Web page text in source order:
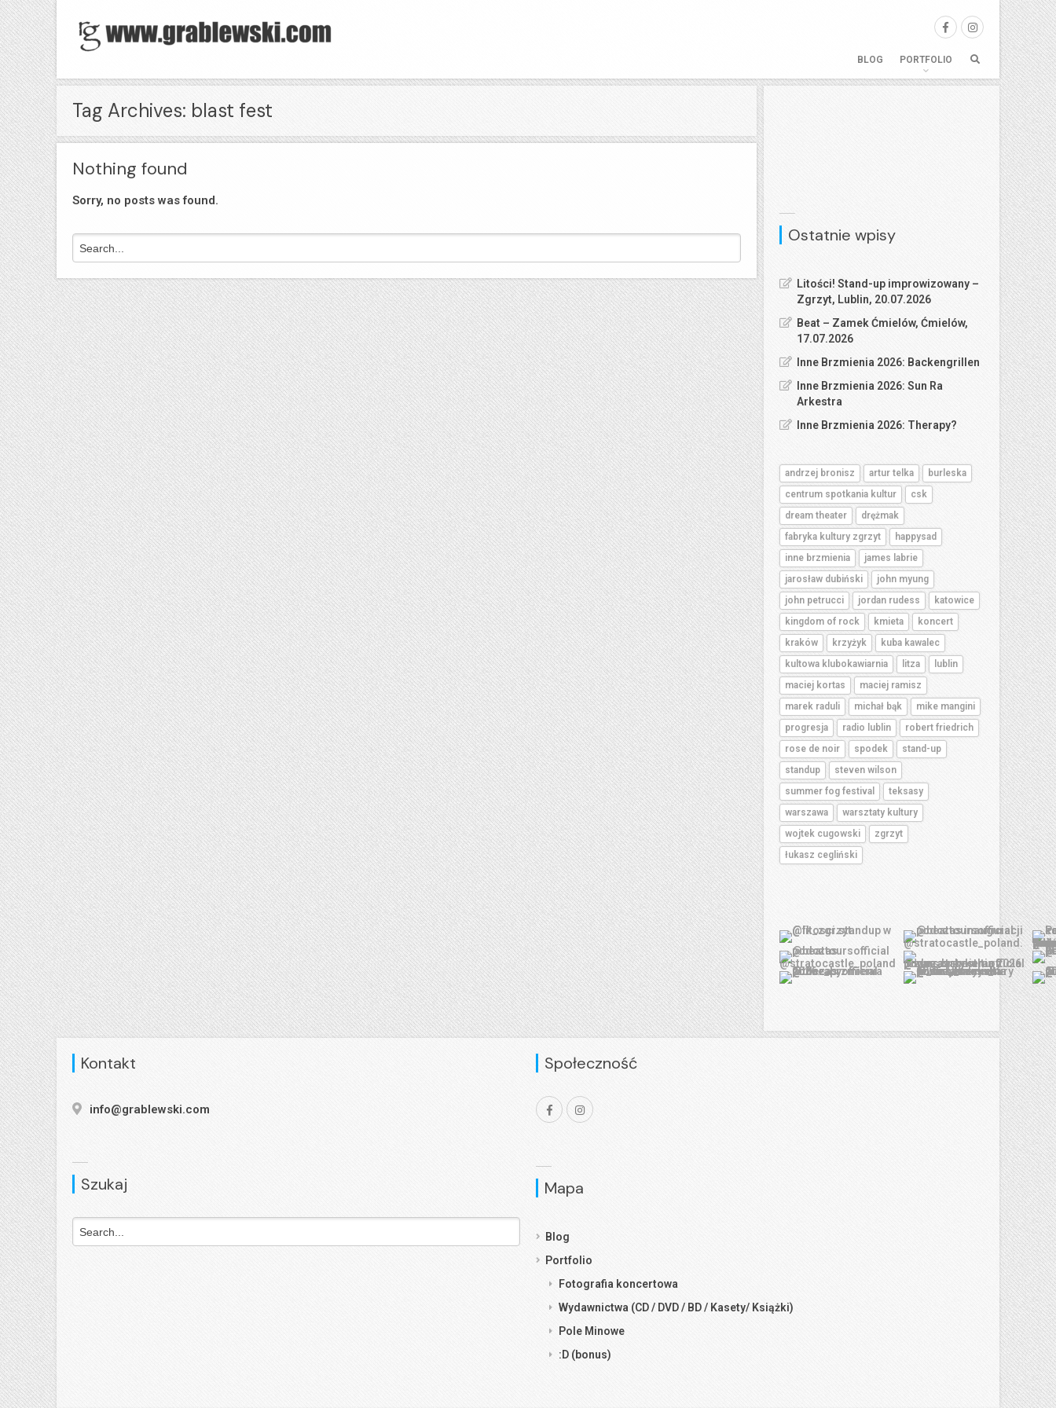
BLOG PORTFOLIO
Tag Archives: blast fest
Nothing found
Sorry, no posts was found.
Ostatnie wpisy
Litości! Stand-up improwizowany –
Zgrzyt, Lublin, 20.07.2026
Beat – Zamek Ćmielów, Ćmielów,
17.07.2026
Inne Brzmienia 2026: Backengrillen
Inne Brzmienia 2026: Sun Ra
Arkestra
Inne Brzmienia 2026: Therapy?
andrzej bronisz artur telka
burleska
centrum spotkania kultur
csk
dream theater
drężmak
fabryka kultury zgrzyt
happysad
inne brzmienia
james labrie
jarosław dubiński
john myung
john petrucci
jordan rudess
katowice
kingdom of rock
kmieta
koncert
kraków
krzyżyk
kuba kawalec
kultowa klubokawiarnia
litza
lublin
maciej kortas
maciej ramisz
marek raduli
michał bąk
mike mangini
progresja
radio lublin
robert friedrich
rose de noir
spodek
stand-up
standup
steven wilson
summer fog festival
teksasy
warszawa
warsztaty kultury
wojtek cugowski
zgrzyt
łukasz cegliński
Kontakt
info@grablewski.com
Szukaj
Społeczność
Mapa
Blog
Portfolio
Fotografia koncertowa
Wydawnictwa (CD / DVD / BD / Kasety/ Książki)
Pole Minowe
:D (bonus)